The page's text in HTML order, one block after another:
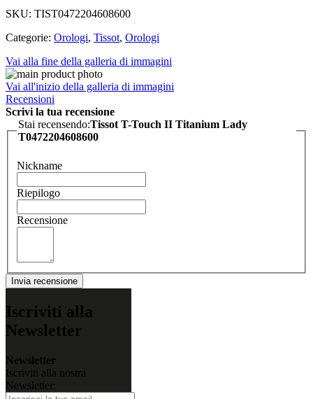
SKU: TIST0472204608600
Categorie: Orologi, Tissot, Orologi
Vai alla fine della galleria di immagini
Vai all'inizio della galleria di immagini
Recensioni
Scrivi la tua recensione
Stai recensendo:Tissot T-Touch II Titanium Lady
T0472204608600
Nickname
Riepilogo
Recensione
Invia recensione
Iscriviti alla
Newsletter
Newsletter
Iscriviti alla nostra
Newsletter: